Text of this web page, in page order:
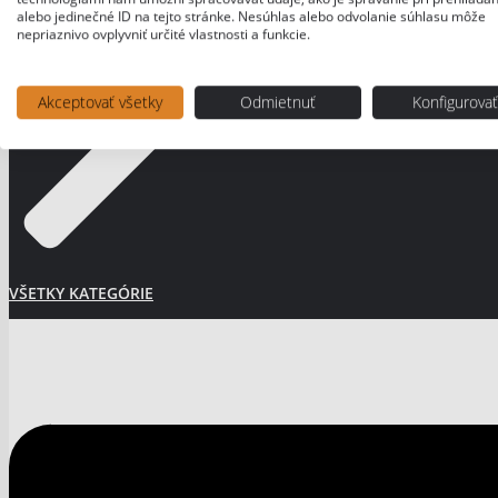
VŠETKY KATEGÓRIE
alebo jedinečné ID na tejto stránke. Nesúhlas alebo odvolanie súhlasu môže
nepriaznivo ovplyvniť určité vlastnosti a funkcie.
Akceptovať všetky Odmietnuť Konfigurovať